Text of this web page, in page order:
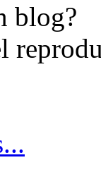
blog?